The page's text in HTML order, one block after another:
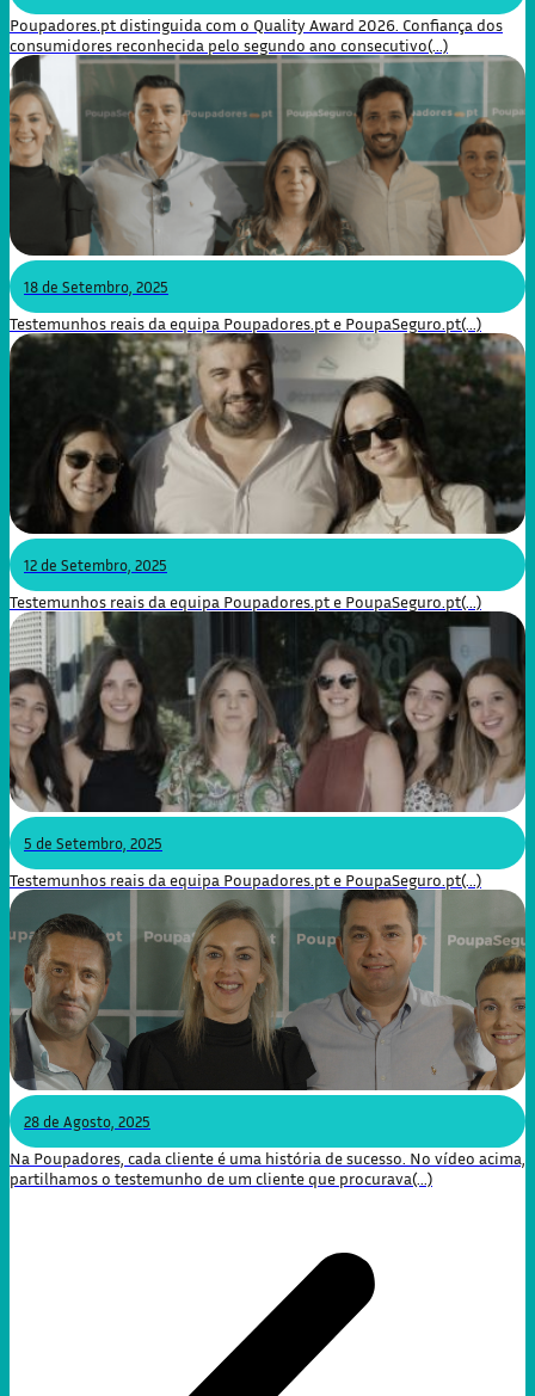
Poupadores.pt distinguida com o Quality Award 2026. Confiança dos
consumidores reconhecida pelo segundo ano consecutivo(...)
18 de Setembro, 2025
Testemunhos reais da equipa Poupadores.pt e PoupaSeguro.pt(...)
12 de Setembro, 2025
Testemunhos reais da equipa Poupadores.pt e PoupaSeguro.pt(...)
5 de Setembro, 2025
Testemunhos reais da equipa Poupadores.pt e PoupaSeguro.pt(...)
28 de Agosto, 2025
Na Poupadores, cada cliente é uma história de sucesso. No vídeo acima,
partilhamos o testemunho de um cliente que procurava(...)